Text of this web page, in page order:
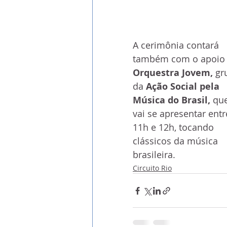
A cerimônia contará
também com o apoio
Orquestra Jovem,
da Ação Social pela
Música do Brasil,
vai se apresentar
11h e 12h, tocando
clássicos da música
brasileira.
Circuito Rio